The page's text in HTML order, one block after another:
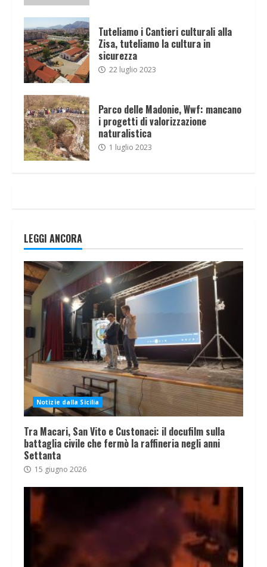
Tuteliamo i Cantieri culturali alla
Zisa, tuteliamo la cultura in
sicurezza
22 luglio 2023
Parco delle Madonie, Wwf: mancano
i progetti di valorizzazione
naturalistica
1 luglio 2023
LEGGI ANCORA
Notizie dalla Sicilia
Tra Macari, San Vito e Custonaci: il docufilm sulla
battaglia civile che fermò la raffineria negli anni
Settanta
15 giugno 2026